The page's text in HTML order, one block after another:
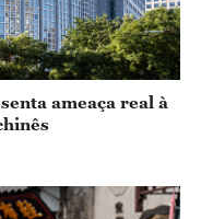
ameaça real à